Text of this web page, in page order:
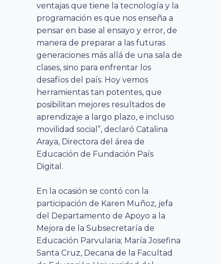
ventajas que tiene la tecnología y la
programación es que nos enseña a
pensar en base al ensayo y error, de
manera de preparar a las futuras
generaciones más allá de una sala de
clases, sino para enfrentar los
desafíos del país. Hoy vemos
herramientas tan potentes, que
posibilitan mejores resultados de
aprendizaje a largo plazo, e incluso
movilidad social”, declaró Catalina
Araya, Directora del área de
Educación de Fundación País
Digital.
En la ocasión se contó con la
participación de Karen Muñoz, jefa
del Departamento de Apoyo a la
Mejora de la Subsecretaría de
Educación Parvularia; María Josefina
Santa Cruz, Decana de la Facultad